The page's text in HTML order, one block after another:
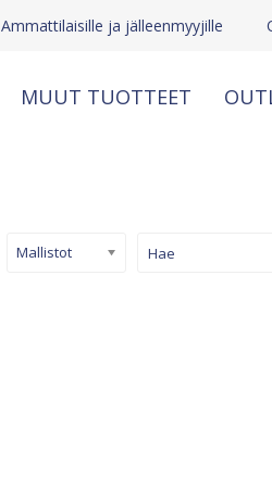
Ammattilaisille ja jälleenmyyjille
MUUT TUOTTEET
Mallistot